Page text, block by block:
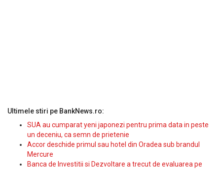
Ultimele stiri pe BankNews.ro:
SUA au cumparat yeni japonezi pentru prima data in peste
un deceniu, ca semn de prietenie
Accor deschide primul sau hotel din Oradea sub brandul
Mercure
Banca de Investitii si Dezvoltare a trecut de evaluarea pe